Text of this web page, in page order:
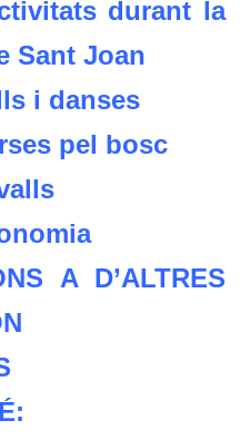
durant la
Sant Joan
i danses
pel bosc
A D’ALTRES